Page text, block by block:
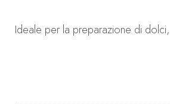
Ideale per la preparazione di